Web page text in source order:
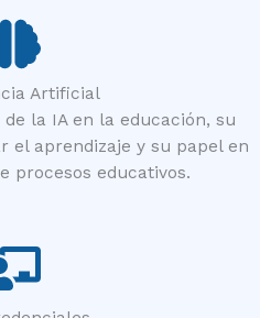
Artificial
la IA en la educación, su
el aprendizaje y su papel en
procesos educativos.